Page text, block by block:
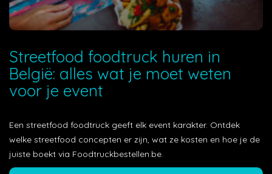
Streetfood foodtruck huren in
België: alles wat je moet weten
voor je event
Een streetfood foodtruck geeft elk event karakter. Ontdek
welke streetfood concepten er zijn, wat ze kosten en hoe je de
juiste boekt via Foodtruckbestellen.be.